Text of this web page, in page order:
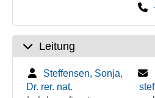
Leitung
Steffensen, Sonja,
Dr. rer. nat.